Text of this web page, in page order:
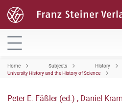
Home Subjects
History
University History and the History of Science
Peter E. Fäßler (ed.) , Daniel